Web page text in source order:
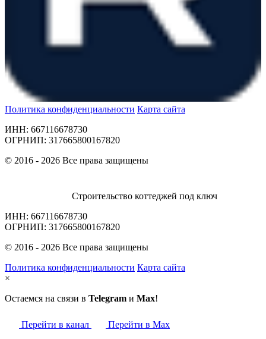
Политика конфиденциальности Карта сайта
ИНН: 667116678730
ОГРНИП: 317665800167820
© 2016 - 2026 Все права защищены
Строительство коттеджей под ключ
ИНН: 667116678730
ОГРНИП: 317665800167820
© 2016 - 2026 Все права защищены
Политика конфиденциальности Карта сайта
×
Остаемся на связи в Telegram и Max!
Перейти в канал
Перейти в Max